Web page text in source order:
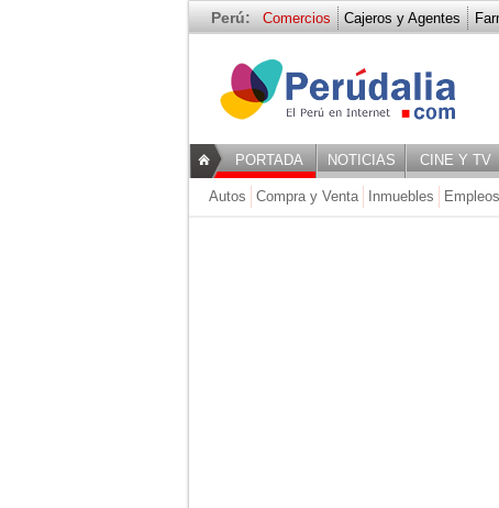
Perú: Comercios Cajeros y Agentes
Inmuebles,
PORTADA NOTICIAS CINE Y TV
Autos Compra y Venta Inmuebles Empleos